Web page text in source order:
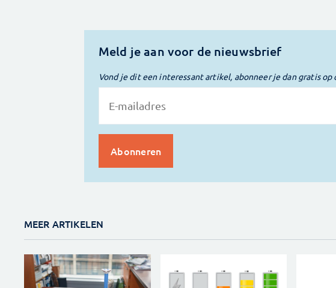
Meld je aan voor de nieuwsbrief
Vond je dit een interessant artikel, abonneer je dan gratis
MEER ARTIKELEN